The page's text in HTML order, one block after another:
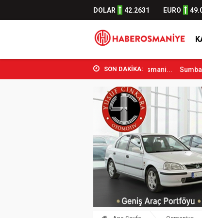
DOLAR 42.2631 EURO
SON DAKİKA:
Bakanı Osman Aşkın Bak Osmani... Sumbas’ta Orman